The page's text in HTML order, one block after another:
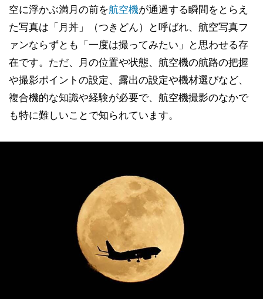
空に浮かぶ満月の前を航空機が通過する瞬間をとらえ
た写真は「月丼」（つきどん）と呼ばれ、航空写真フ
ァンならずとも「一度は撮ってみたい」と思わせる存
在です。ただ、月の位置や状態、航空機の航路の把握
や撮影ポイントの設定、露出の設定や機材選びなど、
複合機的な知識や経験が必要で、航空機撮影のなかで
も特に難しいことで知られています。